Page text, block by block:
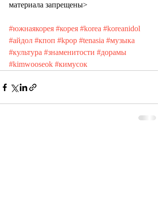
материала запрещены>
#южнаякорея #корея #korea #koreanidol
#айдол #кпоп #kpop #tenasia #музыка
#культура #знаменитости #дорамы
#kimwooseok #кимусок